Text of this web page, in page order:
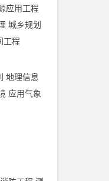
应用工程
城乡规划
工程
地理信息
应用气象